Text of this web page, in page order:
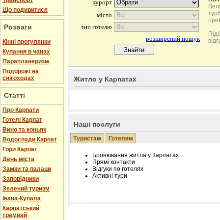
Що подивитися
Розваги
Кінні прогулянки
Купання в чанах
Парапланеризм
Подорожі на
снігоходах
Статті
Про Карпати
Готелі Карпат
Вино та коньяк
Водоспади Карпат
Гори Карпат
День міста
Замки та палаци
Заповідники
Зелений туризм
Івана-Купала
Карпатський
трамвай
Житло у Карпатах
Наші послуги
Туристам Готелям
Бронювання житла у Карпатах
Прямі контакти
Відгуки по готелях
Активні тури